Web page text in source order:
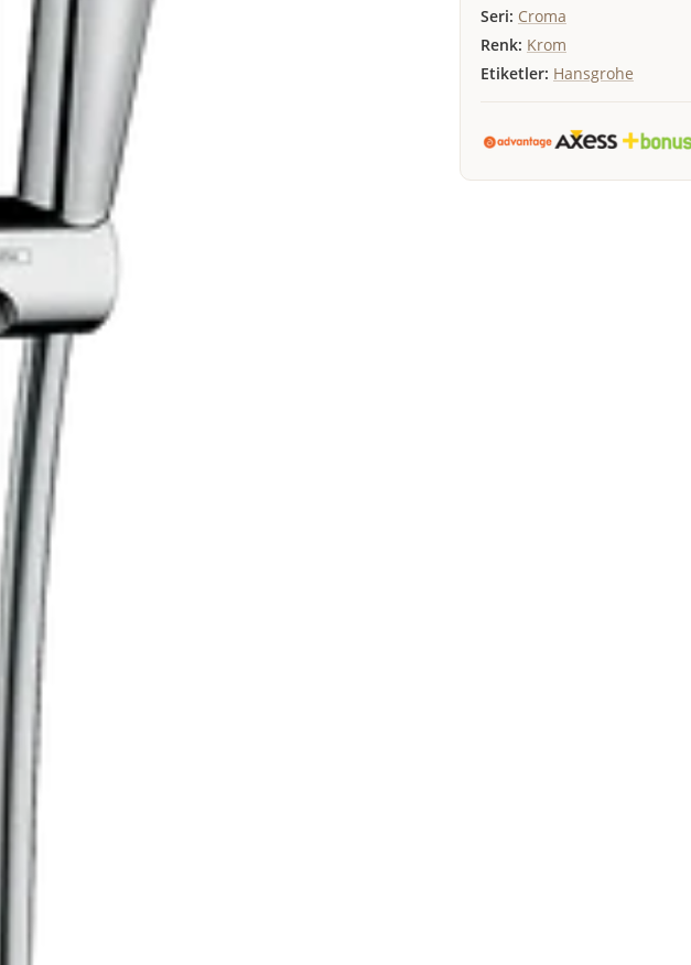
Seri: Croma
Renk: Krom
Etiketler: Hansgrohe